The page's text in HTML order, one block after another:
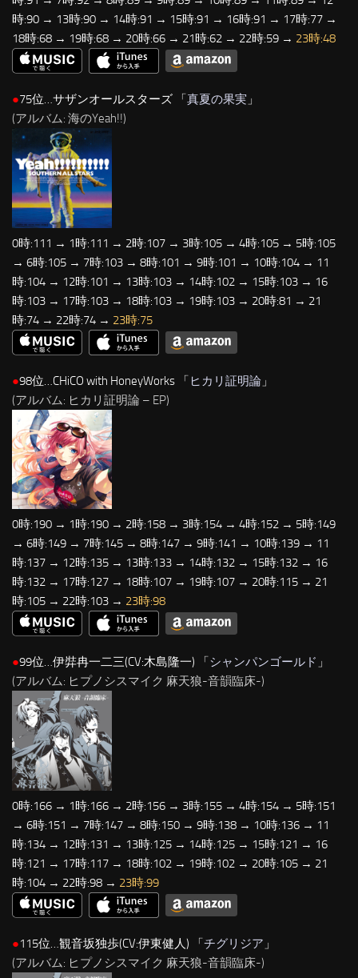
時:90 → 13時:90 → 14時:91 → 15時:91 → 16時:91 → 17時:77 →
18時:68 → 19時:68 → 20時:66 → 21時:62 → 22時:59 → 23時:48
●75位…サザンオールスターズ 「真夏の果実 」
(アルバム: 海のYeah!!)
0時:111 → 1時:111 → 2時:107 → 3時:105 → 4時:105 → 5時:105
→ 6時:105 → 7時:103 → 8時:101 → 9時:101 → 10時:104 → 11
時:104 → 12時:101 → 13時:103 → 14時:102 → 15時:103 → 16
時:103 → 17時:103 → 18時:103 → 19時:103 → 20時:81 → 21
時:74 → 22時:74 → 23時:75
●98位…CHiCO with HoneyWorks 「 ヒカリ証明論 」
(アルバム: ヒカリ証明論 – EP)
0時:190 → 1時:190 → 2時:158 → 3時:154 → 4時:152 → 5時:149
→ 6時:149 → 7時:145 → 8時:147 → 9時:141 → 10時:139 → 11
時:137 → 12時:135 → 13時:133 → 14時:132 → 15時:132 → 16
時:132 → 17時:127 → 18時:107 → 19時:107 → 20時:115 → 21
時:105 → 22時:103 → 23時:98
●99位…伊弉冉一二三(CV:木島隆一) 「シャンパンゴールド 」
(アルバム: ヒプノシスマイク 麻天狼-音韻臨床-)
0時:166 → 1時:166 → 2時:156 → 3時:155 → 4時:154 → 5時:151
→ 6時:151 → 7時:147 → 8時:150 → 9時:138 → 10時:136 → 11
時:134 → 12時:131 → 13時:125 → 14時:125 → 15時:121 → 16
時:121 → 17時:117 → 18時:102 → 19時:102 → 20時:105 → 21
時:104 → 22時:98 → 23時:99
●115位…観音坂独歩(CV:伊東健人) 「チグリジア 」
(アルバム: ヒプノシスマイク 麻天狼-音韻臨床-)